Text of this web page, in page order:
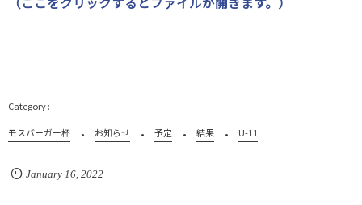
モスバーガー杯 お知らせ 予定 結果 U-11
January 16, 2022